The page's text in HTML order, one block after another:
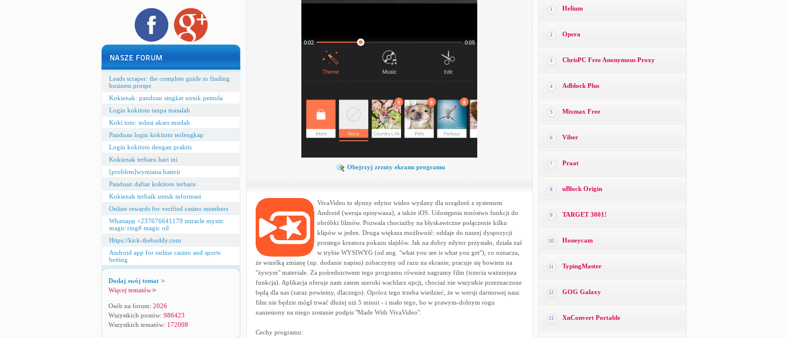
Leads scraper: the complete guide to finding
business prospe
Kokienak: panduan singkat untuk pemula
Login kokitoto tanpa masalah
Koki toto: solusi akses mudah
Panduan login kokitoto terlengkap
Login kokitoto dengan praktis
Kokienak terbaru hari ini
[problem]wymiana baterii
Panduan daftar kokitoto terbaru
Kokienak terbaik untuk informasi
Online rewards for verified casino members
Whatsapp +237676641179 miracle mystic
magic ring# magic oil
Https://kick-thebuddy.com
Android app for online casino and sports
betting
Dodaj swój temat
Więcej tematów
Osób na forum: 2026
Wszystkich postów: 986423
Wszystkich tematów: 172008
Obejrzyj zrzuty ekranu programu
VivaVideo to słynny edytor wideo wydany dla urządzeń z systemem
Android (wersja opisywana), a także iOS. Udostępnia mnóstwo funkcji do
obróbki filmów. Pozwala chociażby na błyskawiczne połączenie kilku
klipów w jeden. Druga większa możliwość: oddaje do naszej dyspozycji
prostego kreatora pokazu slajdów. Jak na dobry edytor przystało, działa zaś
w trybie WYSIWYG (od ang. "what you see is what you get"), co oznacza,
że wszelką zmianę (np. dodanie napisu) zobaczymy od razu na ekranie; pracuje się bowiem na
"żywym" materiale. Za pośrednictwem tego programu również nagramy film (trzecia ważniejsza
funkcja). Aplikacja oferuje nam zatem szeroki wachlarz opcji, chociaż nie wszystkie przeznaczone
będą dla nas (zaraz powiemy, dlaczego). Oprócz tego trzeba wiedzieć, że w wersji darmowej nasz
film nie będzie mógł trwać dłużej niż 5 minut - i mało tego, bo w prawym-dolnym rogu
naniesiony na niego zostanie podpis "Made With VivaVideo".
Cechy programu:
1 Helium
2 Opera
3 ChrisPC Free Anonymous Proxy
4 Adblock Plus
5 Mixmax Free
6 Viber
7 Praat
8 uBlock Origin
9 TARGET 3001!
10 Honeycam
11 TypingMaster
12 GOG Galaxy
13 XnConvert Portable